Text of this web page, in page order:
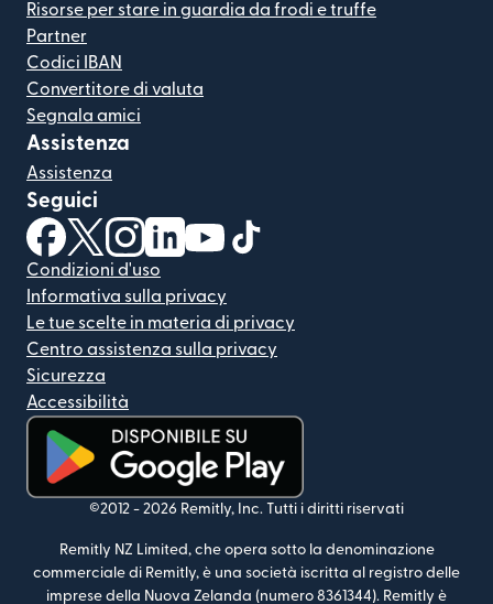
Risorse per stare in guardia da frodi e truffe
Partner
Codici IBAN
Convertitore di valuta
Segnala amici
Assistenza
Assistenza
Seguici
(si apre in una nuova finestra)
(si apre in una nuova finestra)
(si apre in una nuova finestra)
(si apre in una nuova finestra)
(si apre in una nuova finestra)
Condizioni d'uso
Informativa sulla privacy
Le tue scelte in materia di privacy
Centro assistenza sulla privacy
Sicurezza
Accessibilità
(si apre in una nuova finestra)
©2012 - 2026 Remitly, Inc. Tutti i diritti riservati
Remitly NZ Limited, che opera sotto la denominazione
commerciale di Remitly, è una società iscritta al registro delle
imprese della Nuova Zelanda (numero 8361344). Remitly è